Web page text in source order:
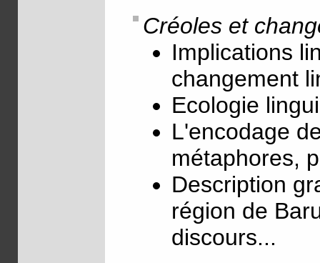
Créoles et
Implications
changement
Ecologie
L'encodage
métaphores,
Description
région de
discours...